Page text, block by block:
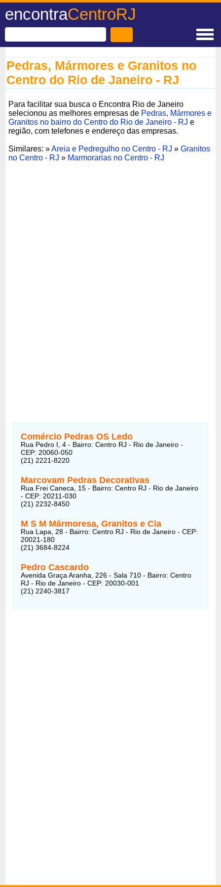
encontraCentroRJ
Pedras, Mármores e Granitos no
Centro do Rio de Janeiro - RJ
Para facilitar sua busca o Encontra Rio de Janeiro
selecionou as melhores empresas de Pedras, Mármores e
Granitos no bairro do Centro do Rio de Janeiro - RJ e
região, com telefones e endereço das empresas.
Similares: »Areia e Pedregulho no Centro - RJ »Granitos
no Centro - RJ » Marmorarias no Centro - RJ
Comércio Pedras OS Ledo
Rua Pedro I, 4 - Bairro: Centro RJ - Rio de Janeiro -
CEP: 20060-050
(21) 2221-8220
Marcovam Pedras Decorativas
Rua Frei Caneca, 15 - Bairro: Centro RJ - Rio de Janeiro
- CEP: 20211-030
(21) 2232-8450
M S M Mármoresa, Granitos e Cia
Rua Lapa, 28 - Bairro: Centro RJ - Rio de Janeiro - CEP:
20021-180
(21) 3684-8224
Pedro Cascardo
Avenida Graça Aranha, 226 - Sala 710 - Bairro: Centro
RJ - Rio de Janeiro - CEP: 20030-001
(21) 2240-3817